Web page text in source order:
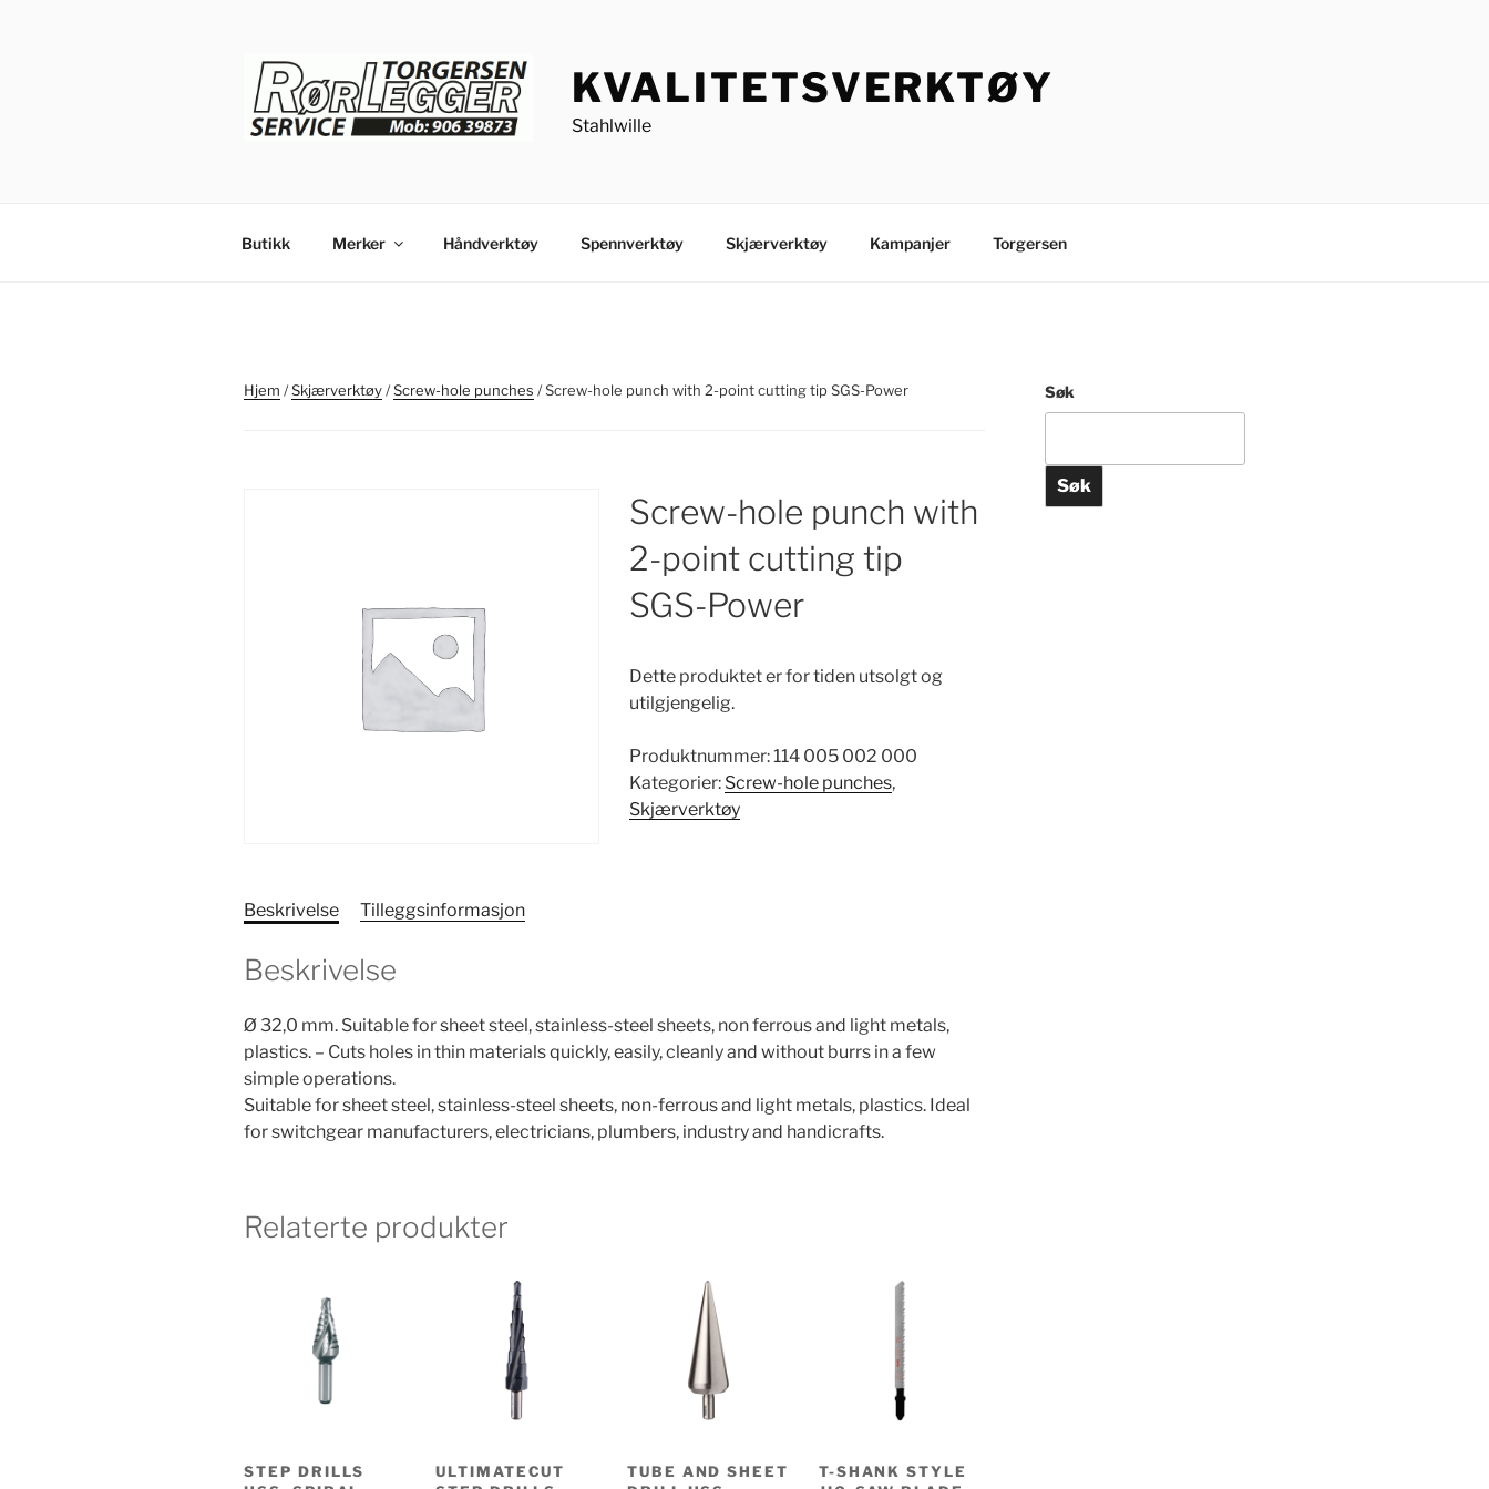
KVALITETSVERKTØY
Stahlwille
Butikk Merker Håndverktøy Spennverktøy Skjærverktøy Kampanjer Torgersen
Hjem /Skjærverktøy/Screw-hole punches / Screw-hole punch with 2-point cutting tip SGS-Power
Screw-hole punch with
2-point cutting tip
SGS-Power
Dette produktet er for tiden utsolgt og
utilgjengelig.
Produktnummer:114 005 002 000
Kategorier: Screw-hole punches,
Skjærverktøy
Beskrivelse Tilleggsinformasjon
Beskrivelse
Ø 32,0 mm. Suitable for sheet steel, stainless-steel sheets, non ferrous and light metals,
plastics. – Cuts holes in thin materials quickly, easily, cleanly and without burrs in a few
simple operations.
Suitable for sheet steel, stainless-steel sheets, non-ferrous and light metals, plastics. Ideal
for switchgear manufacturers, electricians, plumbers, industry and handicrafts.
Relaterte produkter
STEP DRILLS
ULTIMATECUT
TUBE AND SHEET
T-SHANK STYLE
Søk
Søk